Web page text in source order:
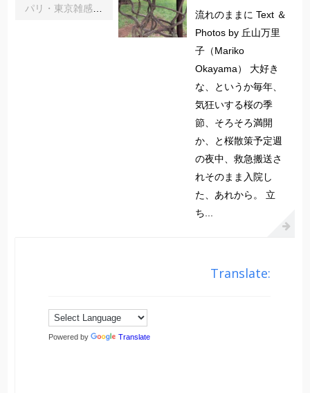
流れのままに Text ＆
Photos by 丘山万里
子（Mariko
Okayama） 大好き
な、というか毎年、
気狂いする桜の季
節、そろそろ満開
か、と桜散策予定週
の夜中、救急搬送さ
れそのまま入院し
た、あれから。 立
ち...
Translate:
Powered by Translate